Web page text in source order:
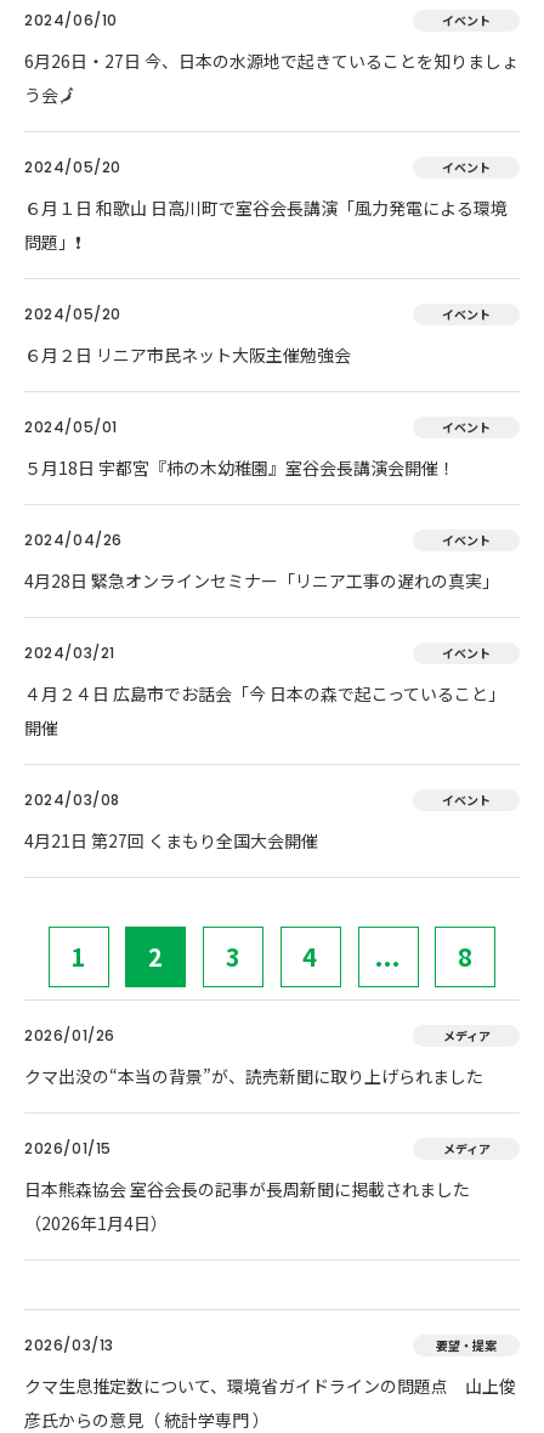
2024/06/10 イベント
6月26日・27日 今、日本の水源地で起きていることを知りましょ
う会🗾
2024/05/20 イベント
６月１日 和歌山 日高川町で室谷会長講演「風力発電による環境
問題」❗
2024/05/20 イベント
６月２日 リニア市民ネット大阪主催勉強会
2024/05/01 イベント
５月18日 宇都宮『柿の木幼稚園』室谷会長講演会開催！
2024/04/26 イベント
4月28日 緊急オンラインセミナー「リニア工事の遅れの真実」
2024/03/21 イベント
４月２４日 広島市でお話会「今 日本の森で起こっていること」
開催
2024/03/08 イベント
4月21日 第27回 くまもり全国大会開催
1 2 3 4 ... 8
2026/01/26 メディア
クマ出没の“本当の背景”が、読売新聞に取り上げられました
2026/01/15 メディア
日本熊森協会 室谷会長の記事が長周新聞に掲載されました
（2026年1月4日）
2026/03/13 要望・提案
クマ生息推定数について、環境省ガイドラインの問題点 山上俊
彦氏からの意見（ 統計学専門 ）